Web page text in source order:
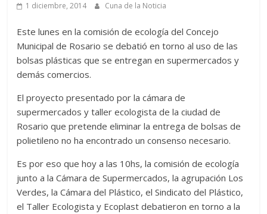
1 diciembre, 2014 Cuna de la Noticia
Este lunes en la comisión de ecología del Concejo
Municipal de Rosario se debatió en torno al uso de las
bolsas plásticas que se entregan en supermercados y
demás comercios.
El proyecto presentado por la cámara de
supermercados y taller ecologista de la ciudad de
Rosario que pretende eliminar la entrega de bolsas de
polietileno no ha encontrado un consenso necesario.
Es por eso que hoy a las 10hs, la comisión de ecología
junto a la Cámara de Supermercados, la agrupación Los
Verdes, la Cámara del Plástico, el Sindicato del Plástico,
el Taller Ecologista y Ecoplast debatieron en torno a la